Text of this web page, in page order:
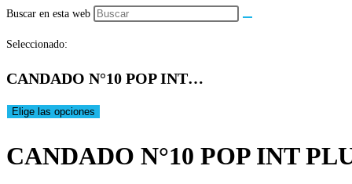
Buscar en esta web
Seleccionado:
CANDADO N°10 POP INT…
Elige las opciones
CANDADO N°10 POP INT